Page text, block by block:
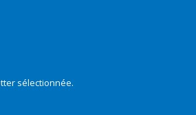
sélectionnée.